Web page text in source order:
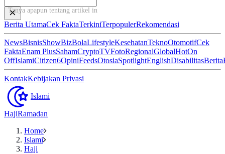
Tanya apapun tentang artikel ini...
Berita UtamaCek FaktaTerkiniTerpopulerRekomendasi
NewsBisnisShowBizBolaLifestyleKesehatanTeknoOtomotifCek
FaktaEnam PlusSahamCryptoTVFotoRegionalGlobalHotOn
OffIslamiCitizen6OpiniFeedsOtosiaSpotlightEnglishDisabilitasBerita
KontakKebijakan Privasi
Islami
HajiRamadan
Home
Islami
Haji